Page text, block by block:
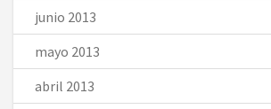
junio 2013
mayo 2013
abril 2013